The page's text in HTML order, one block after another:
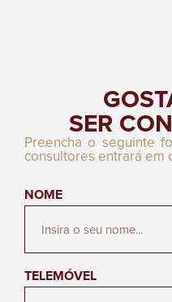
SER
Preencha o seguinte
consultores entrará em
NOME
TELEMÓVEL